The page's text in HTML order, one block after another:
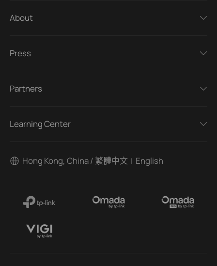
About
Press
Partners
Learning Center
Hong Kong, China / 繁體中文 | English